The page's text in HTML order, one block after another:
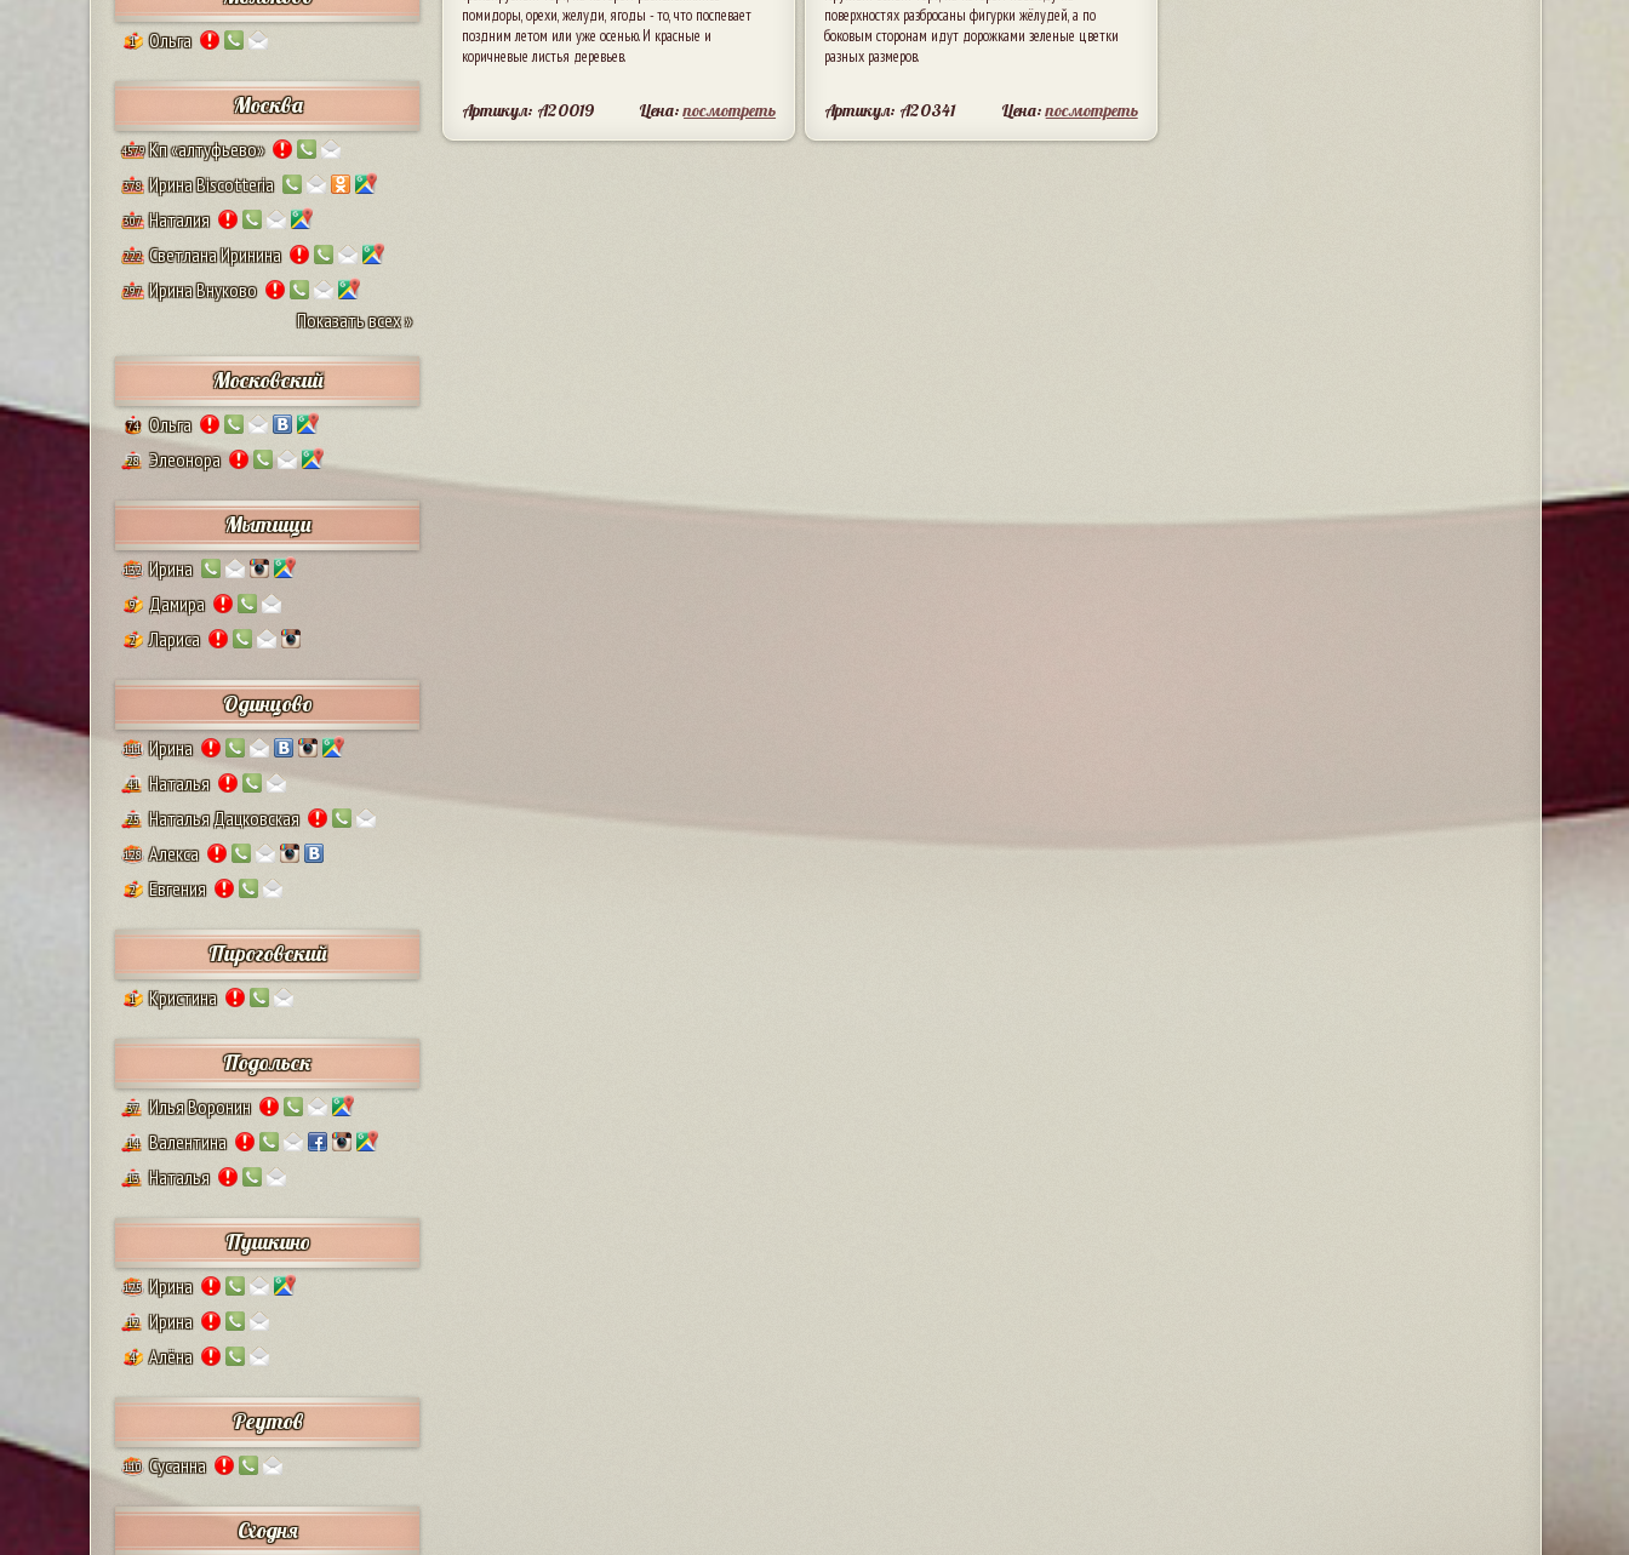
1 Ольга
Москва
4579 Кп «алтуфьево»
378 Ирина Biscotteria
307 Наталия
222 Светлана Иринина
297 Ирина Внуково
Показать всех »
Московский
74 Ольга
28 Элеонора
Мытищи
132 Ирина
9 Дамира
2 Лариса
Одинцово
111 Ирина
41 Наталья
25 Наталья Дацковская
128 Алекса
2 Евгения
Пироговский
1 Кристина
Подольск
37 Илья Воронин
14 Валентина
13 Наталья
Пушкино
125 Ирина
12 Ирина
4 Алёна
Реутов
110 Сусанна
Сходня
помидоры, орехи, желуди, ягоды - то, что поспевает
поздним летом или уже осенью. И красные и
коричневые листья деревьев.
Артикул: A20019 Цена:посмотреть
поверхностях разбросаны фигурки жёлудей, а по
боковым сторонам идут дорожками зеленые цветки
разных размеров.
Артикул: A20341 Цена:посмотреть